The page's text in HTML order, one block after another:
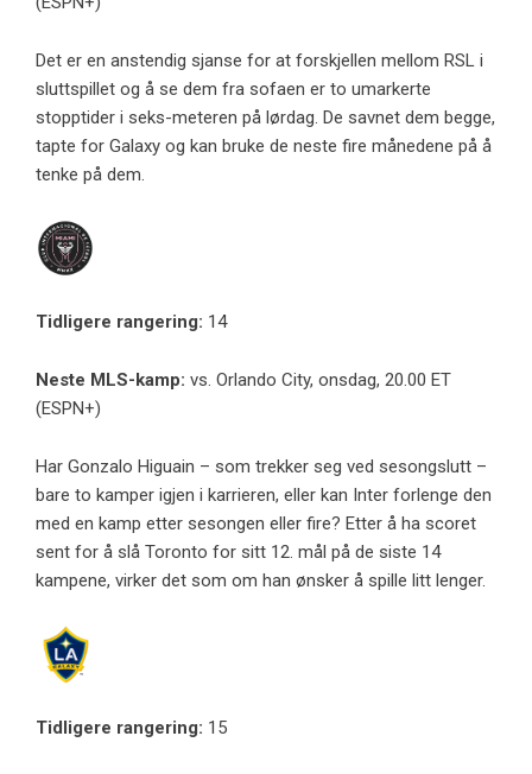
Det er en anstendig sjanse for at forskjellen mellom RSL i
sluttspillet og å se dem fra sofaen er to umarkerte
stopptider i seks-meteren på lørdag. De savnet dem begge,
tapte for Galaxy og kan bruke de neste fire månedene på å
tenke på dem.
Tidligere rangering: 14
Neste MLS-kamp: vs. Orlando City, onsdag, 20.00 ET
(ESPN+)
Har Gonzalo Higuain – som trekker seg ved sesongslutt –
bare to kamper igjen i karrieren, eller kan Inter forlenge den
med en kamp etter sesongen eller fire? Etter å ha scoret
sent for å slå Toronto for sitt 12. mål på de siste 14
kampene, virker det som om han ønsker å spille litt lenger.
Tidligere rangering: 15